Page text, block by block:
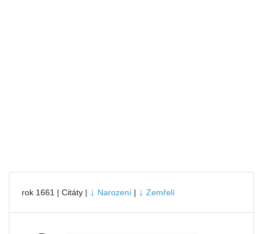
rok 1661 | Citáty | ↓ Narození | ↓ Zemřelí